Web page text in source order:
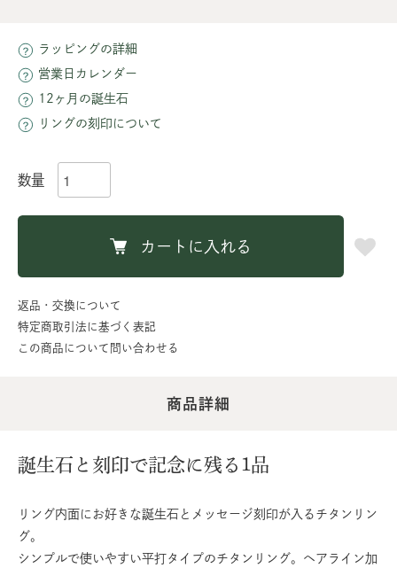
ラッピングの詳細
営業日カレンダー
12ヶ月の誕生石
リングの刻印について
数量
カートに入れる
返品・交換について
特定商取引法に基づく表記
この商品について問い合わせる
商品詳細
誕生石と刻印で記念に残る1品
リング内面にお好きな誕生石とメッセージ刻印が入るチタンリン
グ。
シンプルで使いやすい平打タイプのチタンリング。ヘアライン加